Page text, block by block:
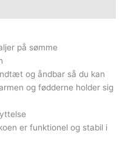
på sømme
og åndbar så du kan
og fødderne holder sig
er funktionel og stabil i